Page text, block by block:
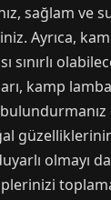
sağlam ve
Ayrıca,
sınırlı
kamp
olmayı da